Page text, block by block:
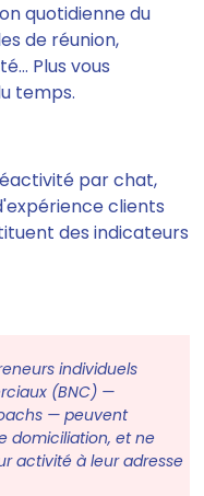
quotidienne du
de réunion,
Plus vous
temps.
par chat,
clients
des indicateurs
individuels
(BNC) —
— peuvent
domiciliation, et ne
activité à leur adresse